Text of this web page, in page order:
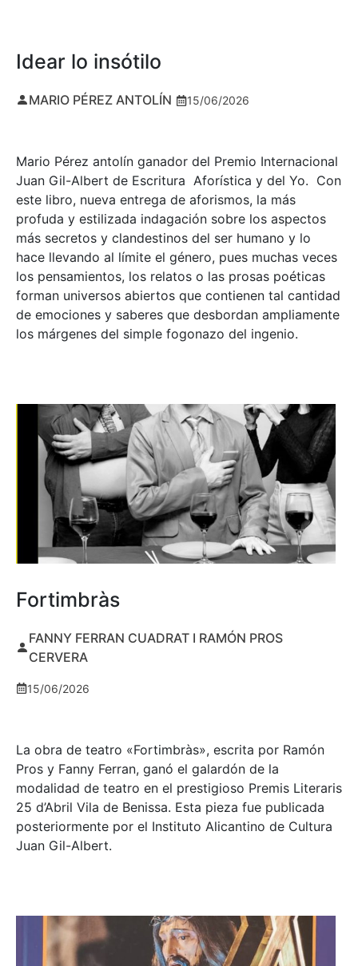
Idear lo insótilo
MARIO PÉREZ ANTOLÍN 15/06/2026
Mario Pérez antolín ganador del Premio Internacional
Juan Gil-Albert de Escritura Aforística y del Yo. Con
este libro, nueva entrega de aforismos, la más
profuda y estilizada indagación sobre los aspectos
más secretos y clandestinos del ser humano y lo
hace llevando al límite el género, pues muchas veces
los pensamientos, los relatos o las prosas poéticas
forman universos abiertos que contienen tal cantidad
de emociones y saberes que desbordan ampliamente
los márgenes del simple fogonazo del ingenio.
Fortimbràs
FANNY FERRAN CUADRAT I RAMÓN PROS
CERVERA
15/06/2026
La obra de teatro «Fortimbràs», escrita por Ramón
Pros y Fanny Ferran, ganó el galardón de la
modalidad de teatro en el prestigioso Premis Literaris
25 d’Abril Vila de Benissa. Esta pieza fue publicada
posteriormente por el Instituto Alicantino de Cultura
Juan Gil-Albert.